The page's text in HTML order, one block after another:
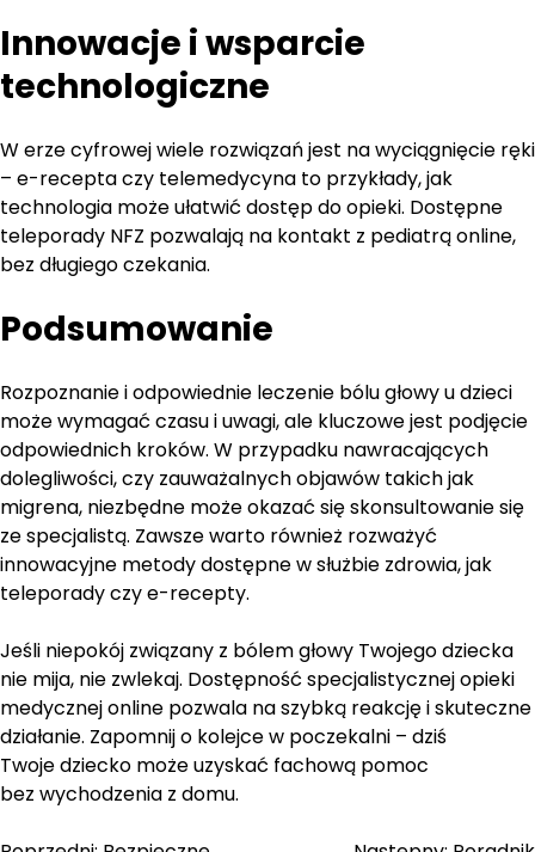
Innowacje i wsparcie
technologiczne
W erze cyfrowej wiele rozwiązań jest na wyciągnięcie ręki
– e-recepta czy telemedycyna to przykłady, jak
technologia może ułatwić dostęp do opieki. Dostępne
teleporady NFZ pozwalają na kontakt z pediatrą online,
bez długiego czekania.
Podsumowanie
Rozpoznanie i odpowiednie leczenie bólu głowy u dzieci
może wymagać czasu i uwagi, ale kluczowe jest podjęcie
odpowiednich kroków. W przypadku nawracających
dolegliwości, czy zauważalnych objawów takich jak
migrena, niezbędne może okazać się skonsultowanie się
ze specjalistą. Zawsze warto również rozważyć
innowacyjne metody dostępne w służbie zdrowia, jak
teleporady czy e-recepty.
Jeśli niepokój związany z bólem głowy Twojego dziecka
nie mija, nie zwlekaj. Dostępność specjalistycznej opieki
medycznej online pozwala na szybką reakcję i skuteczne
działanie. Zapomnij o kolejce w poczekalni – dziś
Twoje dziecko może uzyskać fachową pomoc
bez wychodzenia z domu.